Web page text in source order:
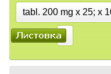
tabl. 200 mg x 25; x